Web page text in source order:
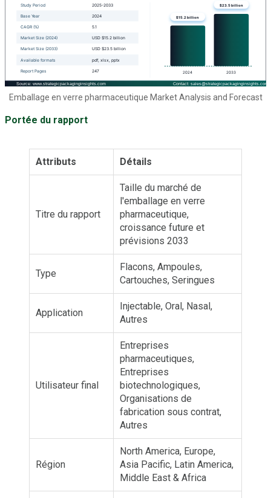
Emballage en verre pharmaceutique Market Analysis and Forecast
Portée du rapport
Attributs Détails
Titre du rapport
Taille du marché de
l'emballage en verre
pharmaceutique,
croissance future et
prévisions 2033
Type
Flacons, Ampoules,
Cartouches, Seringues
Application
Injectable, Oral, Nasal,
Autres
Utilisateur final
Entreprises
pharmaceutiques,
Entreprises
biotechnologiques,
Organisations de
fabrication sous contrat,
Autres
Région
North America, Europe,
Asia Pacific, Latin America,
Middle East & Africa